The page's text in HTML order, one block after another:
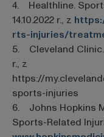
4. Healthline.
14.10.2022 r., z
rts-injuries/
5. Cleveland Clinic.
r., z
https://
sports-injuries
6. Johns Hopkins
Sports-Related